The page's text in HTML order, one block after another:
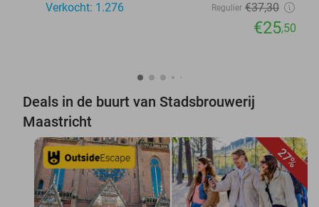
Verkocht: 1.276
Regulier €37,30
€25,50
Deals in de buurt van Stadsbrouwerij
Maastricht
27%